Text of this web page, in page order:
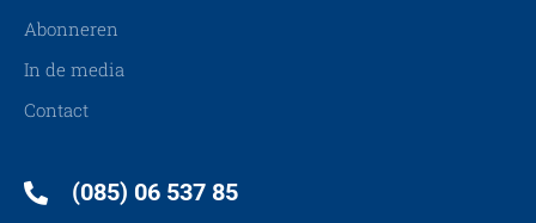
Abonneren
In de media
Contact
(085) 06 537 85